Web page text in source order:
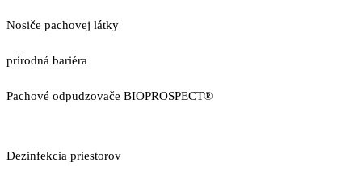
Nosiče pachovej látky
prírodná bariéra
Pachové odpudzovače BIOPROSPECT®
Dezinfekcia priestorov